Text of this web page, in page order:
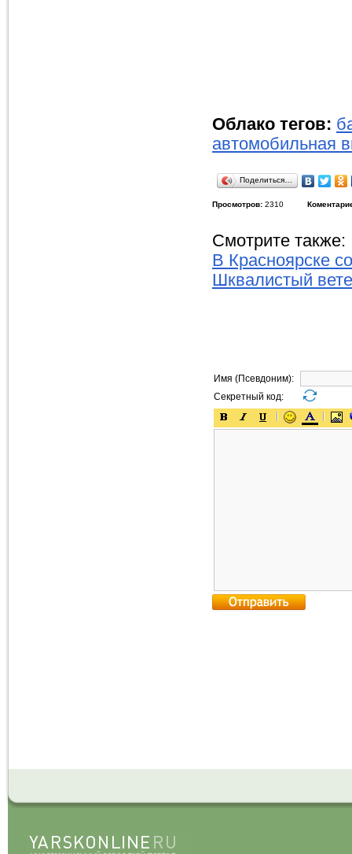
Облако тегов:
автомобильная
Поделиться…
Просмотров: 2310
Смотрите также:
В Красноярске
Шквалистый
Имя (Псевдоним):
Секретный код: